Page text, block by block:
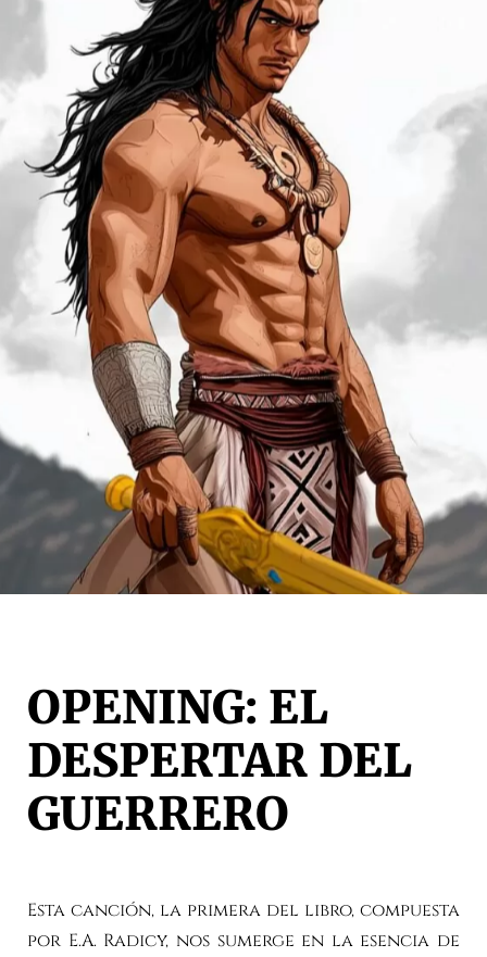
OPENING: EL
DESPERTAR DEL
GUERRERO
Esta canción, la primera del libro, compuesta
por E.A. Radicy, nos sumerge en la esencia de